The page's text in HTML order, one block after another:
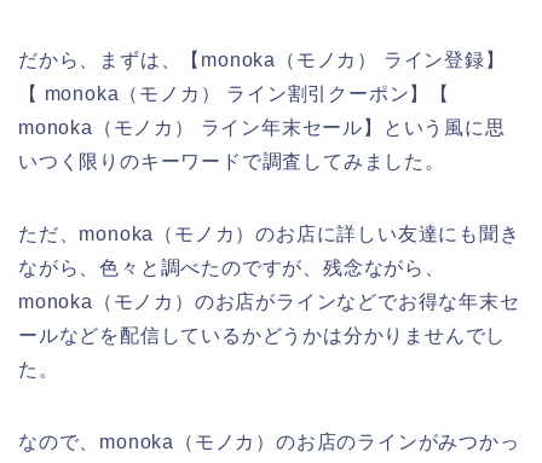
だから、まずは、【monoka（モノカ） ライン登録】
【 monoka（モノカ） ライン割引クーポン】【
monoka（モノカ） ライン年末セール】という風に思
いつく限りのキーワードで調査してみました。
ただ、monoka（モノカ）のお店に詳しい友達にも聞き
ながら、色々と調べたのですが、残念ながら、
monoka（モノカ）のお店がラインなどでお得な年末セ
ールなどを配信しているかどうかは分かりませんでし
た。
なので、monoka（モノカ）のお店のラインがみつかっ